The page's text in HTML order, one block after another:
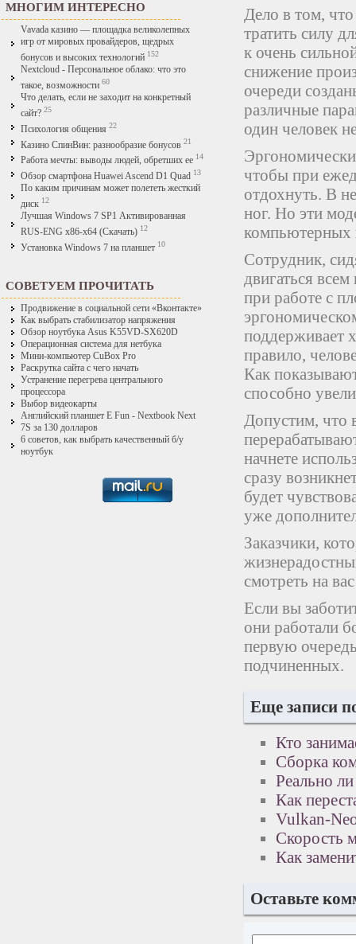
МНОГИМ ИНТЕРЕСНО
Vavada казино — площадка великолепных
игр от мировых провайдеров, щедрых
бонусов и высоких технологий 152
Nextcloud - Персональное облако: что это
такое, возможности 60
Что делать, если не заходит на конкретный
сайт? 25
Психология общения 22
Казино СпинВин: разнообразие бонусов 21
Работа мечты: выводы людей, обретших ее 14
Обзор смартфона Huawei Ascend D1 Quad 13
По каким причинам может полететь жесткий
диск 12
Лучшая Windows 7 SP1 Активированная
RUS-ENG x86-x64 (Скачать) 12
Установка Windows 7 на планшет 10
СОВЕТУЕМ ПРОЧИТАТЬ
Продвижение в социальной сети «Вконтакте»
Как выбрать стабилизатор напряжения
Обзор ноутбука Asus K55VD-SX620D
Операционная система для нетбука
Мини-компьютер CuBox Pro
Раскрутка сайта с чего начать
Устранение перегрева центрального
процессора
Выбор видеокарты
Английский планшет E Fun - Nextbook Next
7S за 130 долларов
6 советов, как выбрать качественный б/у
ноутбук
Дело в том,
тратить силу
к очень
снижение
очереди
различные
один человек
чтобы при
отдохнуть. В
ног. Но эти
компьютерных
Сотрудник,
двигаться
при работе с
поддерживает
правило,
Как
способно
Допустим, что
начнете
сразу
будет
уже
Заказчики,
смотреть на
Если вы
они работали
первую
подчиненных.
Еще записи
Кто
Сборка
Реально
Как
Vulkan-
Скорость
Как
Оставьте